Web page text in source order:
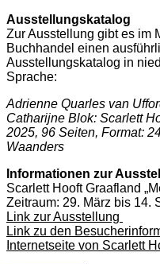
Ausstellungskatalog
Zur Ausstellung gibt es im
Buchhandel einen
Ausstellungskatalog in
Sprache:
Adrienne Quarles van
Catharijne Blok: Scarlett
2025, 96 Seiten, Format:
Waanders
Informationen zur
Scarlett Hooft Graafland
Zeitraum: 29. März bis 14.
Link zur Ausstellung
Link zu den
Internetseite von Scarlett